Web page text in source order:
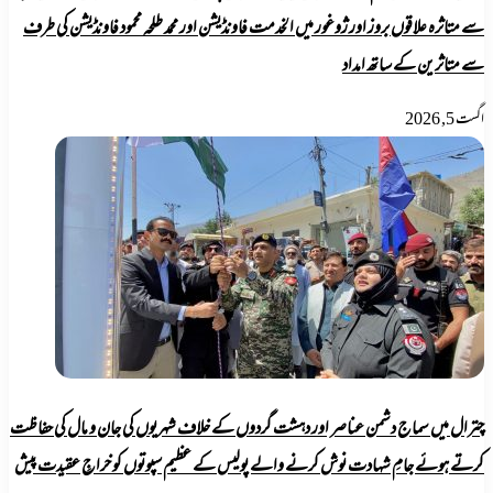
سے متاثرہ علاقوں بروز اور ژوغور میں الخدمت فاونڈیشن اور محمد طلحہ محمود فاونڈیشن کی طرف
سے متاثرین کے ساتھ امداد
اگست 5, 2026
چترال میں سماج دشمن عناصر اور دہشت گردوں کے خلاف شہریوں کی جان و مال کی حفاظت
کرتے ہوئے جامِ شہادت نوش کرنے والے پولیس کے عظیم سپوتوں کو خراجِ عقیدت پیش